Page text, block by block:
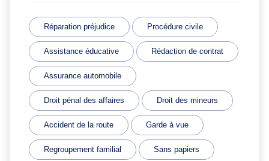
Réparation préjudice Procédure civile
Assistance éducative Rédaction de contrat
Assurance automobile
Droit pénal des affaires Droit des mineurs
Accident de la route Garde à vue
Regroupement familial Sans papiers